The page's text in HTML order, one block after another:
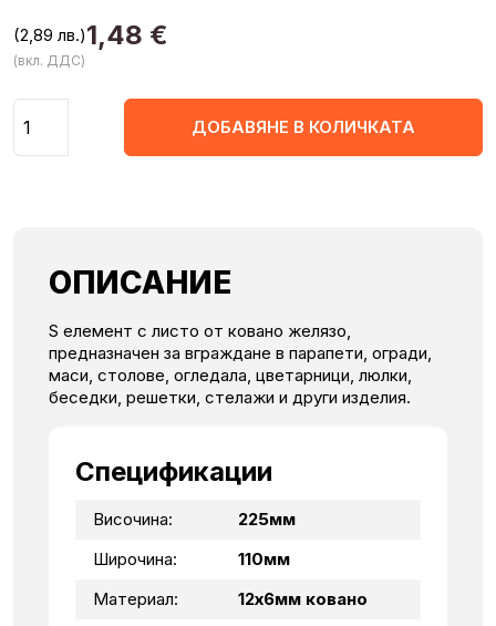
1,48 €
(2,89 лв.)
(вкл. ДДС)
ДОБАВЯНЕ В КОЛИЧКАТА
ОПИСАНИЕ
S елемент с листо от ковано желязо,
предназначен за вграждане в парапети, огради,
маси, столове, огледала, цветарници, люлки,
беседки, решетки, стелажи и други изделия.
Спецификации
Височина:
225мм
Широчина:
110мм
Материал:
12х6мм ковано